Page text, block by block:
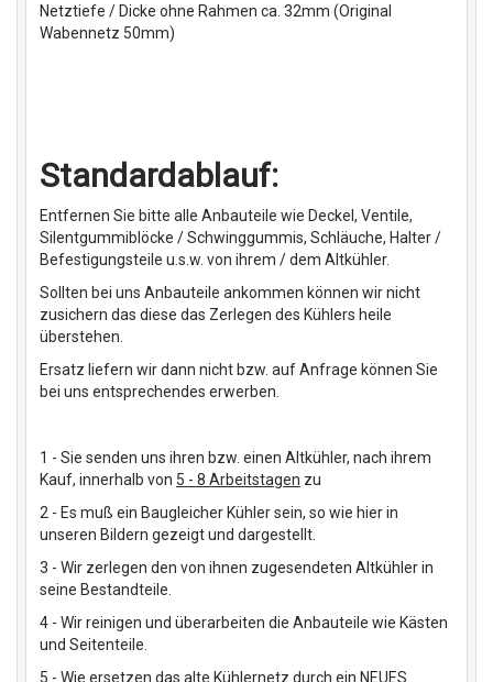
Netztiefe / Dicke ohne Rahmen ca. 32mm (Original
Wabennetz 50mm)
Standardablauf:
Entfernen Sie bitte alle Anbauteile wie Deckel, Ventile,
Silentgummiblöcke / Schwinggummis, Schläuche, Halter /
Befestigungsteile u.s.w. von ihrem / dem Altkühler.
Sollten bei uns Anbauteile ankommen können wir nicht
zusichern das diese das Zerlegen des Kühlers heile
überstehen.
Ersatz liefern wir dann nicht bzw. auf Anfrage können Sie
bei uns entsprechendes erwerben.
1 - Sie senden uns ihren bzw. einen Altkühler, nach ihrem
Kauf, innerhalb von 5 - 8 Arbeitstagen zu
2 - Es muß ein Baugleicher Kühler sein, so wie hier in
unseren Bildern gezeigt und dargestellt.
3 - Wir zerlegen den von ihnen zugesendeten Altkühler in
seine Bestandteile.
4 - Wir reinigen und überarbeiten die Anbauteile wie Kästen
und Seitenteile.
5 - Wie ersetzen das alte Kühlernetz durch ein NEUES.